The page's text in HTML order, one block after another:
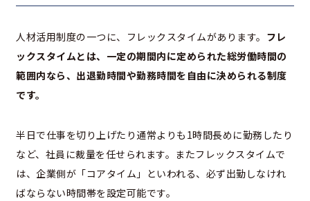
人材活用制度の一つに、フレックスタイムがあります。 フレ
ックスタイムとは、一定の期間内に定められた総労働時間の
範囲内なら、出退勤時間や勤務時間を自由に決められる制度
です。
半日で仕事を切り上げたり通常よりも1時間長めに勤務したり
など、社員に裁量を任せられます。またフレックスタイムで
は、企業側が「コアタイム」といわれる、必ず出勤しなけれ
ばならない時間帯を設定可能です。